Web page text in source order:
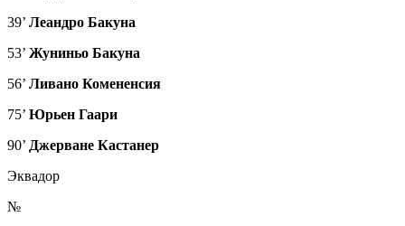
39’ Леандро Бакуна
53’ Жуниньо Бакуна
56’ Ливано Комененсия
75’ Юрьен Гаари
90’ Джерване Кастанер
Эквадор
№